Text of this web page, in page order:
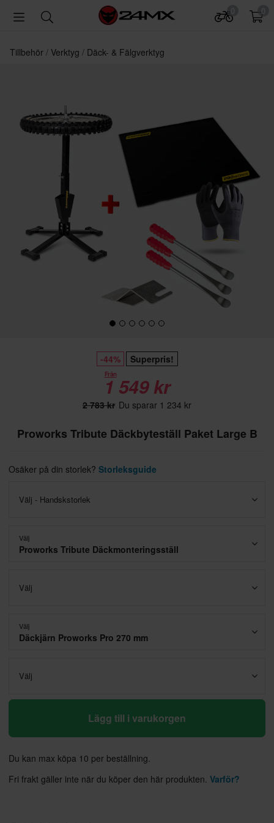
Tillbehör Verktyg Däck- & Fälgverktyg
-44% Superpris!
Från
1 549 kr
2 783 kr Du sparar 1 234 kr
Proworks Tribute Däckbyteställ Paket Large B
Osäker på din storlek? Storleksguide
Välj - Handskstorlek
Välj
Proworks Tribute Däckmonteringsställ
Välj
Välj
Däckjärn Proworks Pro 270 mm
Välj
Lägg till i varukorgen
Du kan max köpa 10 per beställning.
Fri frakt gäller inte när du köper den här produkten. Varför?